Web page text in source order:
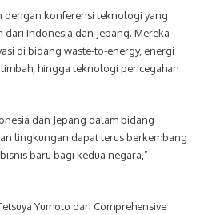
dengan konferensi teknologi yang
dari Indonesia dan Jepang. Mereka
di bidang waste-to-energy, energi
hingga teknologi pencegahan
dan Jepang dalam bidang
lingkungan dapat terus berkembang
baru bagi kedua negara,”
Yumoto dari Comprehensive